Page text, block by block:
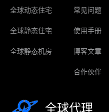
全球动态住宅
全球静态住宅
全球静态机房
常见问题
使用手册
博客文章
合作伙伴
全球代理